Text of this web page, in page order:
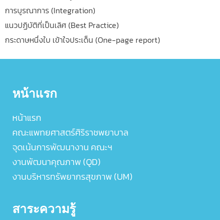
การบูรณาการ (Integration)
แนวปฏิบัติที่เป็นเลิศ (Best Practice)
กระดาษหนึ่งใบ เข้าใจประเด็น (One-page report)
หน้าแรก
หน้าแรก
คณะแพทยศาสตร์ศิริราชพยาบาล
จุดเน้นการพัฒนางาน คณะฯ
งานพัฒนาคุณภาพ (QD)
งานบริหารทรัพยากรสุขภาพ (UM)
สาระความรู้